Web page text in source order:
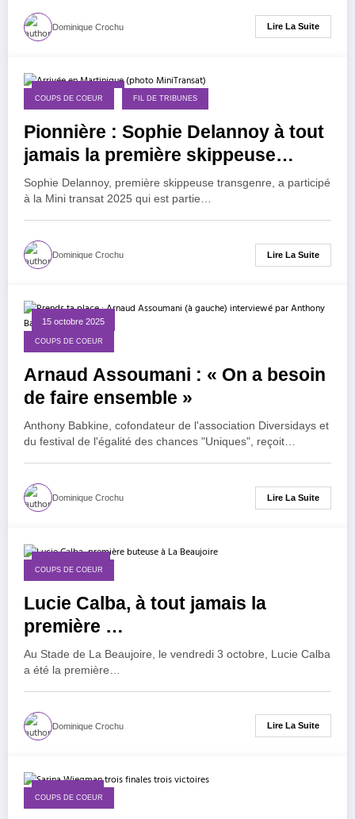
Dominique Crochu Lire La Suite
13 novembre 2025
COUPS DE COEUR FIL DE TRIBUNES
Pionnière : Sophie Delannoy à tout
jamais la première skippeuse
transgenre à avoir « fait la mini-
transat » !
Sophie Delannoy, première skippeuse transgenre, a participé
à la Mini transat 2025 qui est partie…
Dominique Crochu Lire La Suite
15 octobre 2025
COUPS DE COEUR
Arnaud Assoumani : « On a besoin
de faire ensemble »
Anthony Babkine, cofondateur de l'association Diversidays et
du festival de l'égalité des chances "Uniques", reçoit…
Dominique Crochu Lire La Suite
COUPS DE COEUR
Lucie Calba, à tout jamais la
première …
Au Stade de La Beaujoire, le vendredi 3 octobre, Lucie Calba
a été la première…
Dominique Crochu Lire La Suite
28 juillet 2025
COUPS DE COEUR